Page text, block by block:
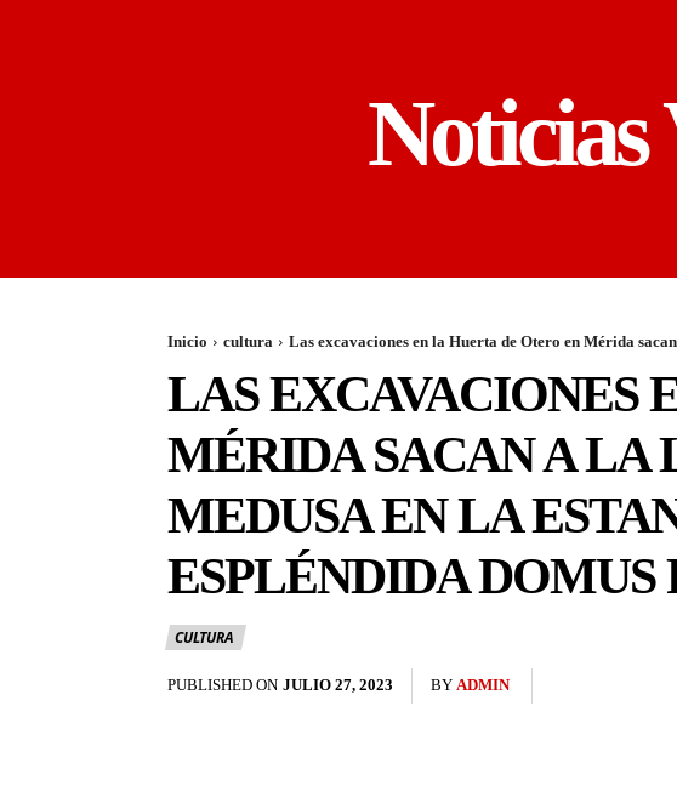
Noticias
Inicio cultura Las excavaciones en la Huerta de Otero en Mérida
LAS EXCAVACIONES
MÉRIDA SACAN A LA
MEDUSA EN LA
ESPLÉNDIDA
CULTURA
PUBLISHED ON JULIO 27, 2023 BY ADMIN